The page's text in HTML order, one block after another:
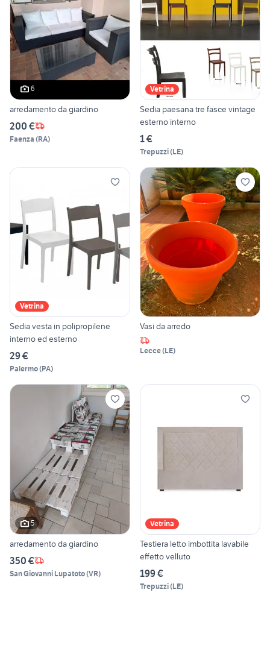
6
arredamento da giardino
200 €
Faenza (RA)
Vetrina
Sedia paesana tre fasce vintage
esterno interno
1 €
Trepuzzi(LE)
Vetrina
Sedia vesta in polipropilene
interno ed esterno
29 €
Palermo(PA)
Vasi da arredo
Lecce(LE)
5
arredamento da giardino
350 €
San Giovanni Lupatoto(VR)
Vetrina
Testiera letto imbottita lavabile
effetto velluto
199 €
Trepuzzi(LE)